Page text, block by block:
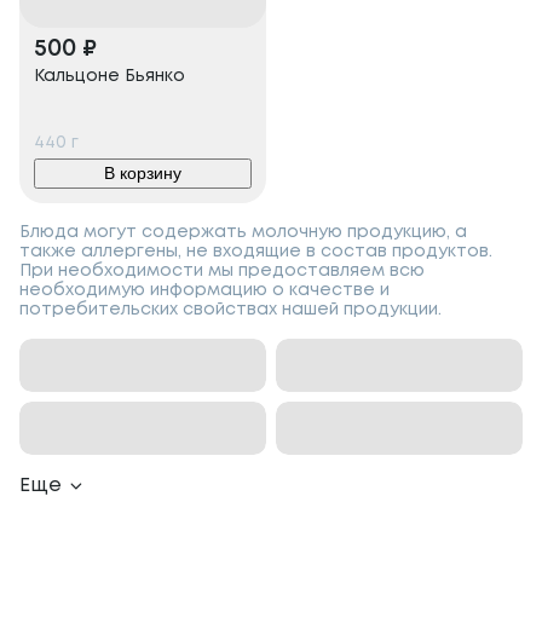
500 ₽
Кальцоне Бьянко
440 г
В корзину
Блюда могут содержать молочную продукцию, а
также аллергены, не входящие в состав продуктов.
При необходимости мы предоставляем всю
необходимую информацию о качестве и
потребительских свойствах нашей продукции.
Еще